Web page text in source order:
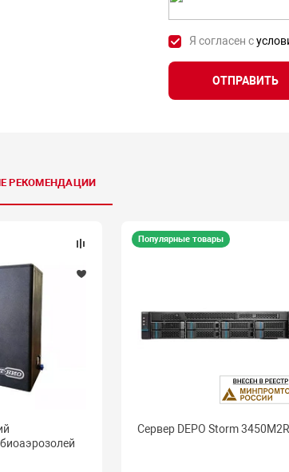
Я согласен с
ОТПРАВИТЬ
РЕКОМЕНДАЦИИ
Популярные товары
Сервер DEPO Storm 3450M2R